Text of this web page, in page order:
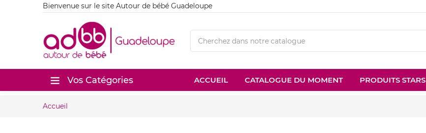
Bienvenue sur le site Autour de bébé Guadeloupe
Vos Catégories ACCUEIL CATALOGUE DU MOMENT PRODUITS STARS
Accueil